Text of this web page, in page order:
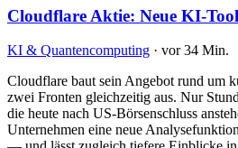
Cloudflare Aktie: Neue KI-
KI & Quantencomputing · vor 34 Min.
Cloudflare baut sein Angebot rund um
zwei Fronten gleichzeitig aus. Nur
die heute nach US-Börsenschluss
Unternehmen eine neue